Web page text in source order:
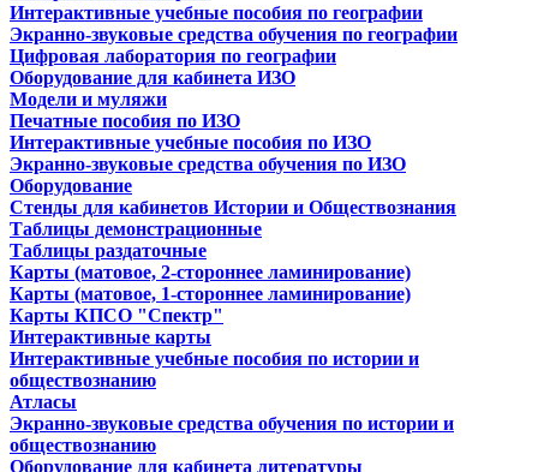
Интерактивные учебные пособия по географии
Экранно-звуковые средства обучения по географии
Цифровая лаборатория по географии
Оборудование для кабинета ИЗО
Модели и муляжи
Печатные пособия по ИЗО
Интерактивные учебные пособия по ИЗО
Экранно-звуковые средства обучения по ИЗО
Оборудование
Стенды для кабинетов Истории и Обществознания
Таблицы демонстрационные
Таблицы раздаточные
Карты (матовое, 2-стороннее ламинирование)
Карты (матовое, 1-стороннее ламинирование)
Карты КПСО "Спектр"
Интерактивные карты
Интерактивные учебные пособия по истории и
обществознанию
Атласы
Экранно-звуковые средства обучения по истории и
обществознанию
Оборудование для кабинета литературы